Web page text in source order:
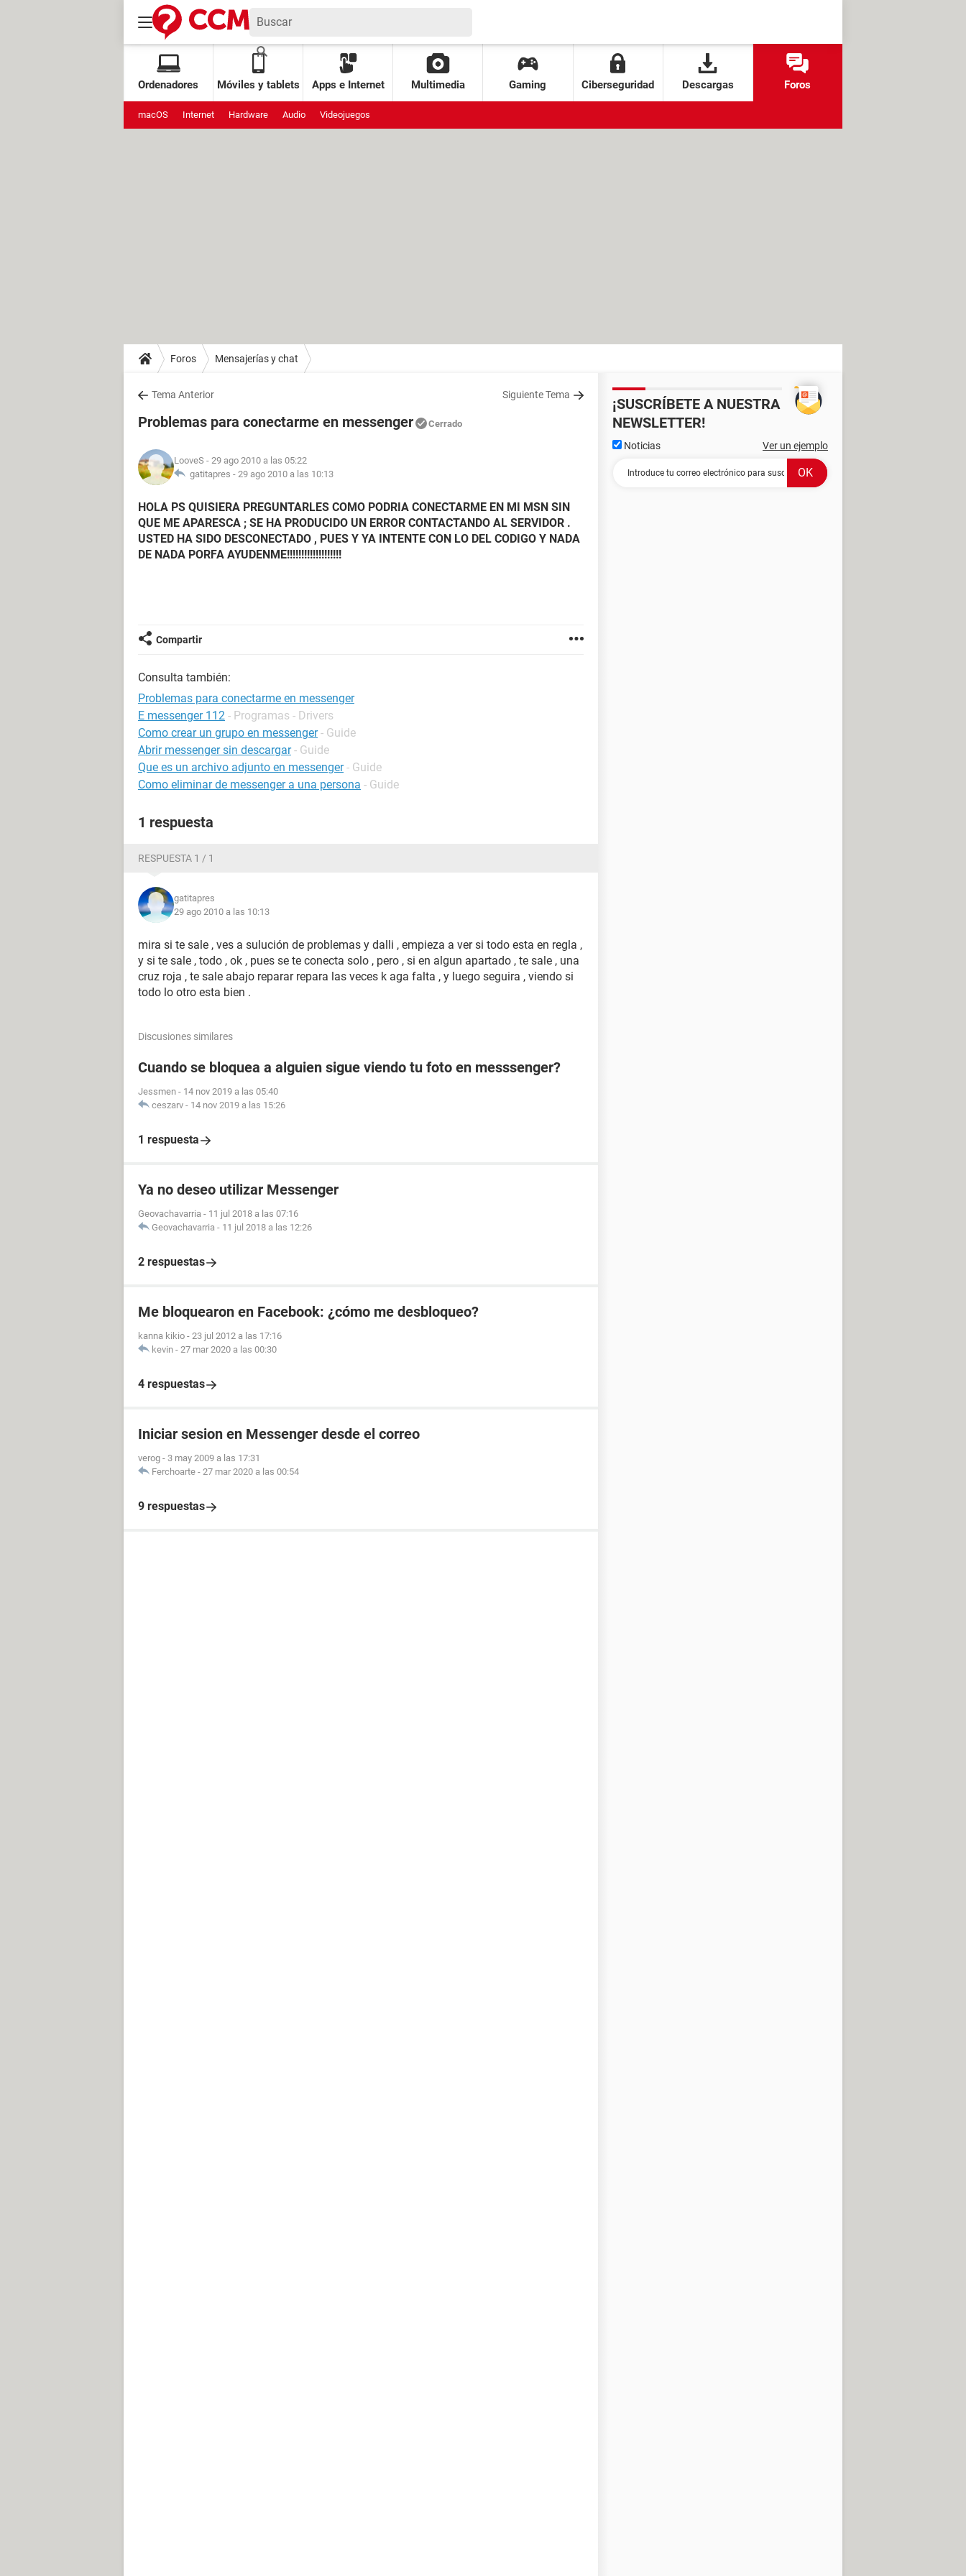
Ordenadores Móviles y tablets Apps e Internet Multimedia Gaming Ciberseguridad Descargas Foros
macOS Internet Hardware Audio Videojuegos
Foros Mensajerías y chat
Tema Anterior Siguiente Tema
Problemas para conectarme en messenger Cerrado
LooveS - 29 ago 2010 a las 05:22
gatitapres - 29 ago 2010 a las 10:13
HOLA PS QUISIERA PREGUNTARLES COMO PODRIA CONECTARME EN MI MSN SIN
QUE ME APARESCA ; SE HA PRODUCIDO UN ERROR CONTACTANDO AL SERVIDOR .
USTED HA SIDO DESCONECTADO , PUES Y YA INTENTE CON LO DEL CODIGO Y NADA
DE NADA PORFA AYUDENME!!!!!!!!!!!!!!!!!!!
Compartir
Consulta también:
Problemas para conectarme en messenger
E messenger 112 - Programas - Drivers
Como crear un grupo en messenger - Guide
Abrir messenger sin descargar - Guide
Que es un archivo adjunto en messenger - Guide
Como eliminar de messenger a una persona - Guide
1 respuesta
RESPUESTA 1 / 1
gatitapres
29 ago 2010 a las 10:13
mira si te sale , ves a sulución de problemas y dalli , empieza a ver si todo esta en regla ,
y si te sale , todo , ok , pues se te conecta solo , pero , si en algun apartado , te sale , una
cruz roja , te sale abajo reparar repara las veces k aga falta , y luego seguira , viendo si
todo lo otro esta bien .
Discusiones similares
Cuando se bloquea a alguien sigue viendo tu foto en messsenger?
Jessmen - 14 nov 2019 a las 05:40
ceszarv - 14 nov 2019 a las 15:26
1 respuesta
Ya no deseo utilizar Messenger
Geovachavarria - 11 jul 2018 a las 07:16
Geovachavarria - 11 jul 2018 a las 12:26
2 respuestas
Me bloquearon en Facebook: ¿cómo me desbloqueo?
kanna kikio - 23 jul 2012 a las 17:16
kevin - 27 mar 2020 a las 00:30
4 respuestas
Iniciar sesion en Messenger desde el correo
verog - 3 may 2009 a las 17:31
Ferchoarte - 27 mar 2020 a las 00:54
9 respuestas
¡SUSCRÍBETE A NUESTRA
NEWSLETTER!
Noticias Ver un ejemplo